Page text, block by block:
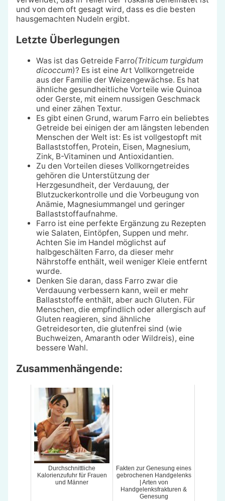
und von dem oft gesagt wird, dass es die besten
hausgemachten Nudeln ergibt.
Letzte Überlegungen
Was ist das Getreide Farro(Triticum turgidum
dicoccum)? Es ist eine Art Vollkorngetreide
aus der Familie der Weizengewächse. Es hat
ähnliche gesundheitliche Vorteile wie Quinoa
oder Gerste, mit einem nussigen Geschmack
und einer zähen Textur.
Es gibt einen Grund, warum Farro ein beliebtes
Getreide bei einigen der am längsten lebenden
Menschen der Welt ist: Es ist vollgestopft mit
Ballaststoffen, Protein, Eisen, Magnesium,
Zink, B-Vitaminen und Antioxidantien.
Zu den Vorteilen dieses Vollkorngetreides
gehören die Unterstützung der
Herzgesundheit, der Verdauung, der
Blutzuckerkontrolle und die Vorbeugung von
Anämie, Magnesiummangel und geringer
Ballaststoffaufnahme.
Farro ist eine perfekte Ergänzung zu Rezepten
wie Salaten, Eintöpfen, Suppen und mehr.
Achten Sie im Handel möglichst auf
halbgeschälten Farro, da dieser mehr
Nährstoffe enthält, weil weniger Kleie entfernt
wurde.
Denken Sie daran, dass Farro zwar die
Verdauung verbessern kann, weil er mehr
Ballaststoffe enthält, aber auch Gluten. Für
Menschen, die empfindlich oder allergisch auf
Gluten reagieren, sind ähnliche
Getreidesorten, die glutenfrei sind (wie
Buchweizen, Amaranth oder Wildreis), eine
bessere Wahl.
Zusammenhängende:
Durchschnittliche
Kalorienzufuhr für Frauen
und Männer
Fakten zur Genesung eines
gebrochenen Handgelenks
| Arten von
Handgelenksfrakturen &
Genesung